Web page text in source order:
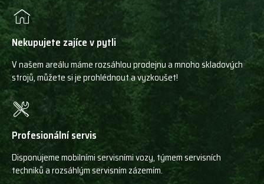
Nekupujete zajíce v pytli
V našem areálu máme rozsáhlou prodejnu a mnoho skladových
strojů, můžete si je prohlédnout a vyzkoušet!
Profesionální servis
Disponujeme mobilními servisními vozy, týmem servisních
techniků a rozsáhlým servisním zázemím.